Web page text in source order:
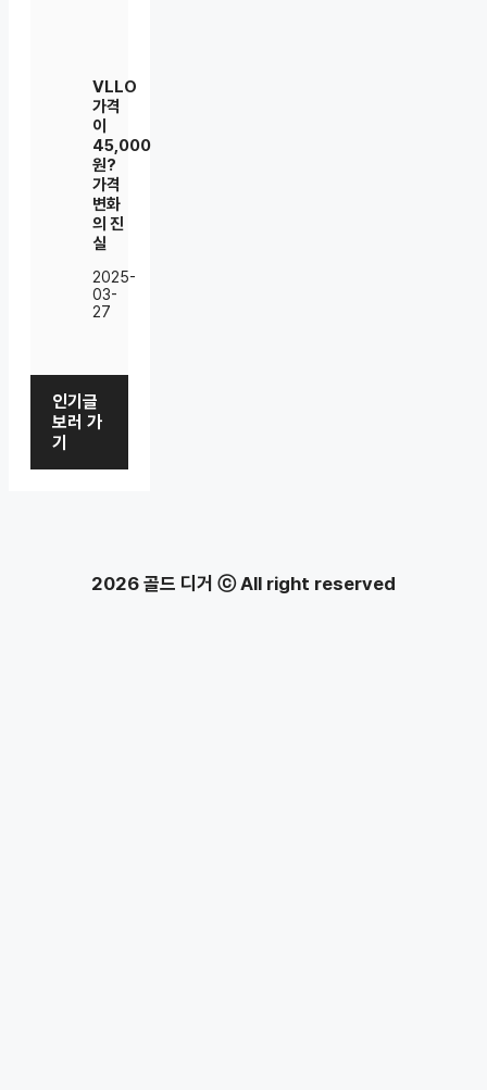
VLLO
가격
이
45,000
원?
가격
변화
의 진
실
2025-
03-
27
인기글
보러 가
기
2026 골드 디거 ⓒ All right reserved